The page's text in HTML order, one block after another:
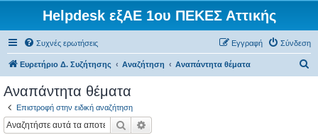
Helpdesk εξΑΕ 1ου ΠΕΚΕΣ Αττικής
Συχνές ερωτήσεις Σύνδεση
Εγγραφή
Ευρετήριο Δ. Συζήτησης Αναζήτηση Αναπάντητα θέματα
Αναπάντητα θέματα
Επιστροφή στην ειδική αναζήτηση
Αναζήτηση